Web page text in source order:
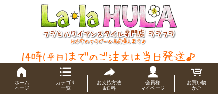
ホーム
ページ
カテゴリ
一覧
お支払方法
&送料
会員様
マイページ
お買い物
かご